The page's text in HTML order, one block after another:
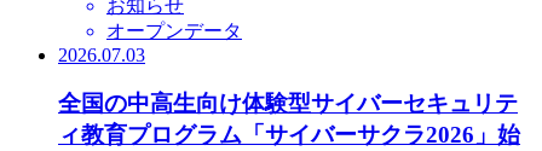
お知らせ
オープンデータ
2026.07.03
全国の中高生向け体験型サイバーセキュリテ
ィ教育プログラム「サイバーサクラ2026」始